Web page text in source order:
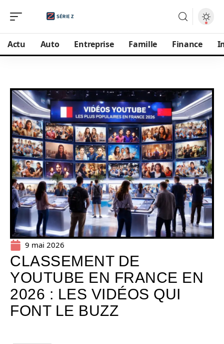
Actu Auto Entreprise Famille Finance
9 mai 2026
CLASSEMENT DE
YOUTUBE EN FRANCE EN
2026 : LES VIDÉOS QUI
FONT LE BUZZ